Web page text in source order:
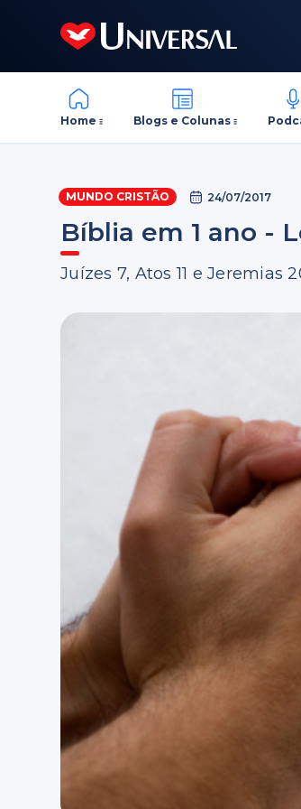
Home Blogs e Colunas
MUNDO CRISTÃO 24/07/2017
Bíblia em 1 ano -
Juízes 7, Atos 11 e Jeremias